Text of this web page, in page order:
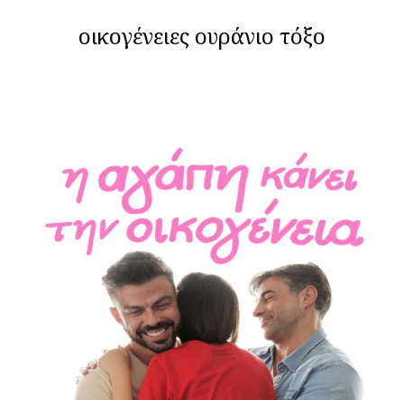
οικογένειες ουράνιο τόξο